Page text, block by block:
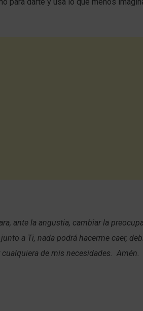
ante la angustia, cambiar la
a Ti, nada podrá hacerme caer,
de mis necesidades. Amén.